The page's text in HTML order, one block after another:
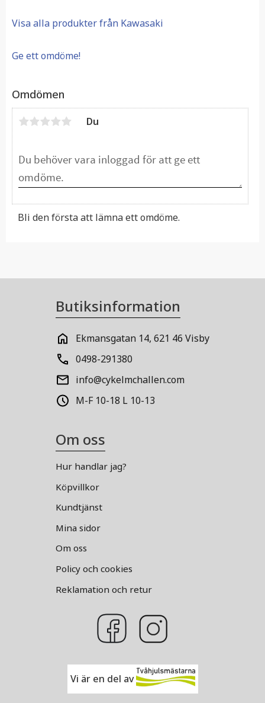
Visa alla produkter från Kawasaki
Ge ett omdöme!
Omdömen
Du
Bli den första att lämna ett omdöme.
Butiksinformation
Ekmansgatan 14, 621 46 Visby
0498-291380
info@cykelmchallen.com
M-F 10-18 L 10-13
Om oss
Hur handlar jag?
Köpvillkor
Kundtjänst
Mina sidor
Om oss
Policy och cookies
Reklamation och retur
Vi är en del av